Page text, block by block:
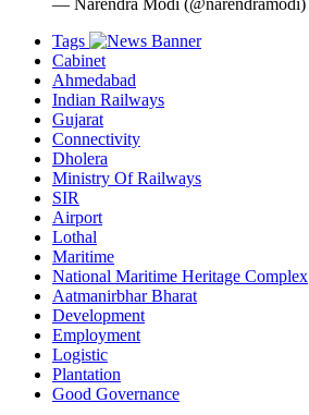
— Narendra Modi (@narendramodi)
Tags
Cabinet
Ahmedabad
Indian Railways
Gujarat
Connectivity
Dholera
Ministry Of Railways
SIR
Airport
Lothal
Maritime
National Maritime Heritage Complex
Aatmanirbhar Bharat
Development
Employment
Logistic
Plantation
Good Governance